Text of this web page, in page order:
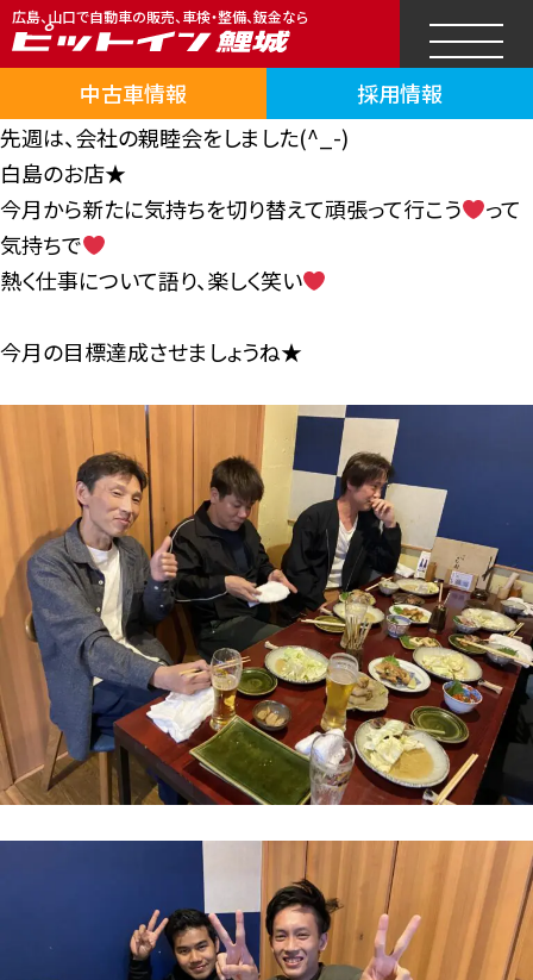
広島、山口で自動車の販売、車検・整備、鈑金なら
中古車情報
採用情報
先週は、会社の親睦会をしました(^_-)
白島のお店★
今月から新たに気持ちを切り替えて頑張って行こう
って
気持ちで
熱く仕事について語り、楽しく笑い
今月の目標達成させましょうね★